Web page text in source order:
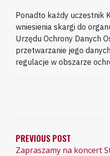
Ponadto każdy uczestnik
wniesienia skargi do
Urzędu Ochrony Danych
przetwarzanie jego
regulacje w obszarze
PREVIOUS POST
Zapraszamy na koncert